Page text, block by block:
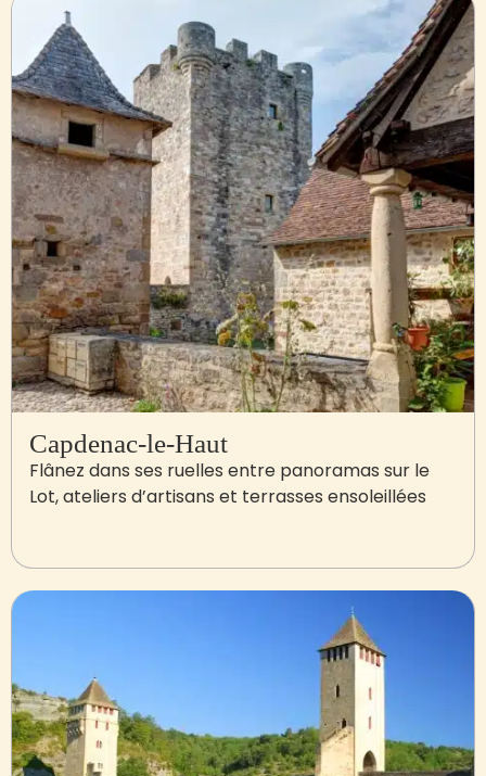
Capdenac-le-Haut
Flânez dans ses ruelles entre panoramas sur le
Lot, ateliers d’artisans et terrasses ensoleillées